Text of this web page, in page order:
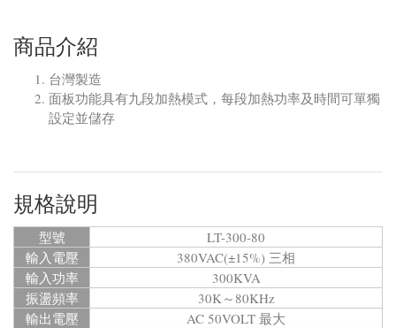
商品介紹
台灣製造
面板功能具有九段加熱模式，每段加熱功率及時間可單獨
設定並儲存
規格說明
型號
LT-300-80
輸入電壓
380VAC(±15%) 三相
輸入功率
300KVA
振盪頻率
30K～80KHz
輸出電壓
AC 50VOLT 最大